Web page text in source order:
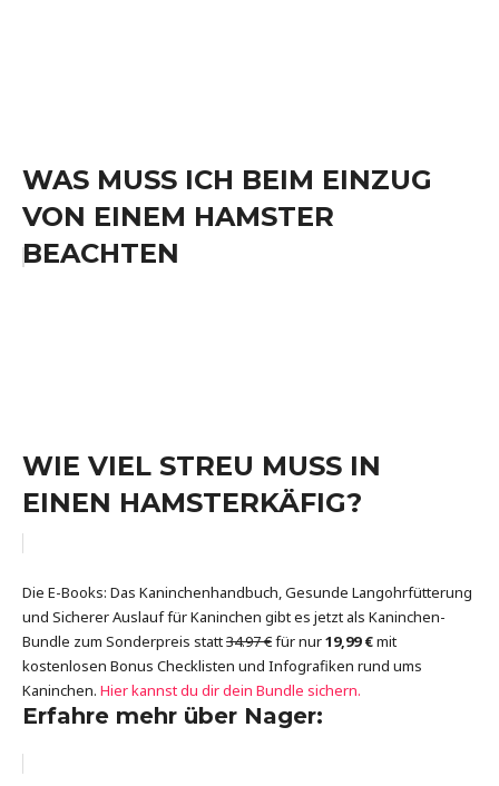
WAS MUSS ICH BEIM EINZUG
VON EINEM HAMSTER
BEACHTEN
WIE VIEL STREU MUSS IN
EINEN HAMSTERKÄFIG?
Die E-Books: Das Kaninchenhandbuch, Gesunde Langohrfütterung
und Sicherer Auslauf für Kaninchen gibt es jetzt als Kaninchen-
Bundle zum Sonderpreis statt34.97 €für nur19,99 €mit
kostenlosen Bonus Checklisten und Infografiken rund ums
Kaninchen. Hier kannst du dir dein Bundle sichern.
Erfahre mehr über Nager: